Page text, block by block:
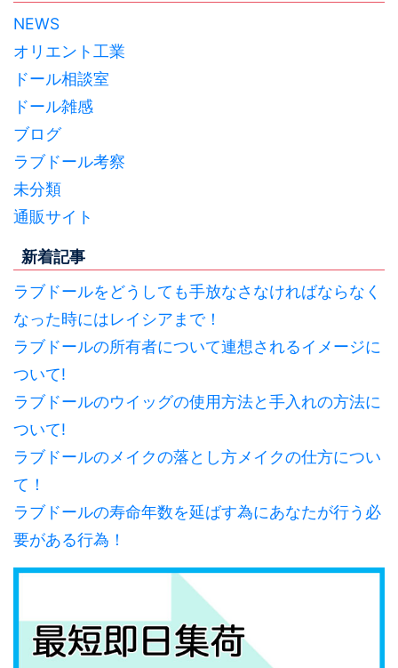
NEWS
オリエント工業
ドール相談室
ドール雑感
ブログ
ラブドール考察
未分類
通販サイト
新着記事
ラブドールをどうしても手放なさなければならなく
なった時にはレイシアまで！
ラブドールの所有者について連想されるイメージに
ついて!
ラブドールのウイッグの使用方法と手入れの方法に
ついて!
ラブドールのメイクの落とし方メイクの仕方につい
て！
ラブドールの寿命年数を延ばす為にあなたが行う必
要がある行為！